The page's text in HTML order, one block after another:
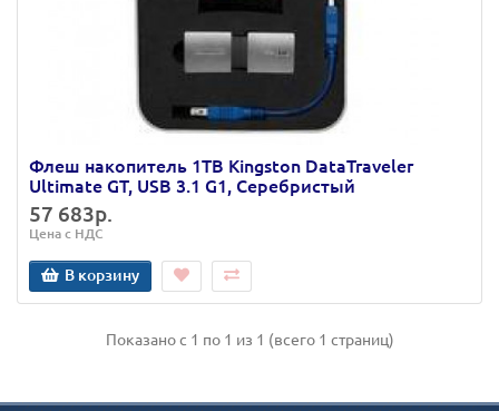
Флеш накопитель 1TB Kingston DataTraveler
Ultimate GT, USB 3.1 G1, Серебристый
57 683р.
Цена с НДС
В корзину
Показано с 1 по 1 из 1 (всего 1 страниц)